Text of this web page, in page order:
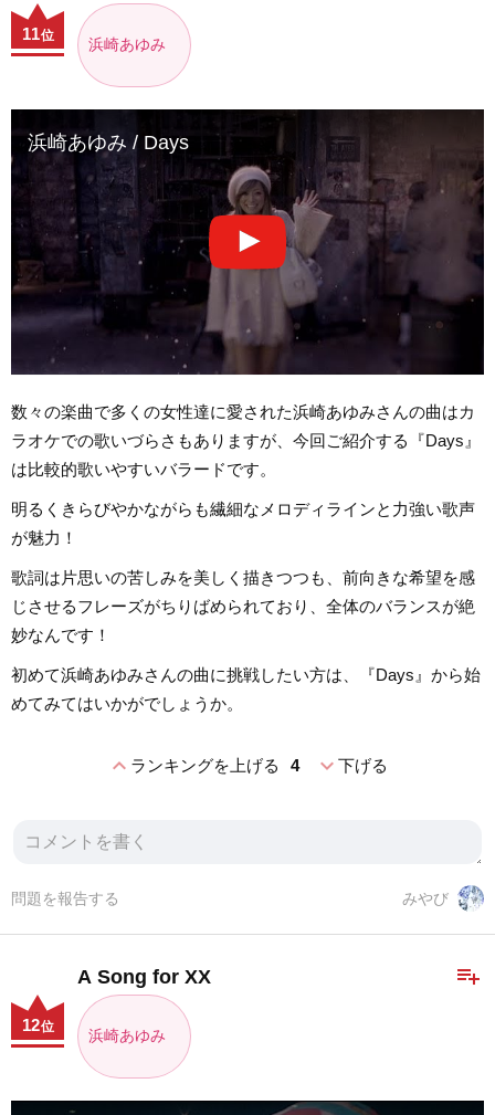
浜崎あゆみ
11位
浜崎あゆみ / Days
数々の楽曲で多くの女性達に愛された浜崎あゆみさんの曲はカ
ラオケでの歌いづらさもありますが、今回ご紹介する『Days』
は比較的歌いやすいバラードです。
明るくきらびやかながらも繊細なメロディラインと力強い歌声
が魅力！
歌詞は片思いの苦しみを美しく描きつつも、前向きな希望を感
じさせるフレーズがちりばめられており、全体のバランスが絶
妙なんです！
初めて浜崎あゆみさんの曲に挑戦したい方は、『Days』から始
めてみてはいかがでしょうか。
expand_lessランキングを上げる 4 expand_more下げる
みやび
問題を報告する
playlist_add
A Song for XX
浜崎あゆみ
12位